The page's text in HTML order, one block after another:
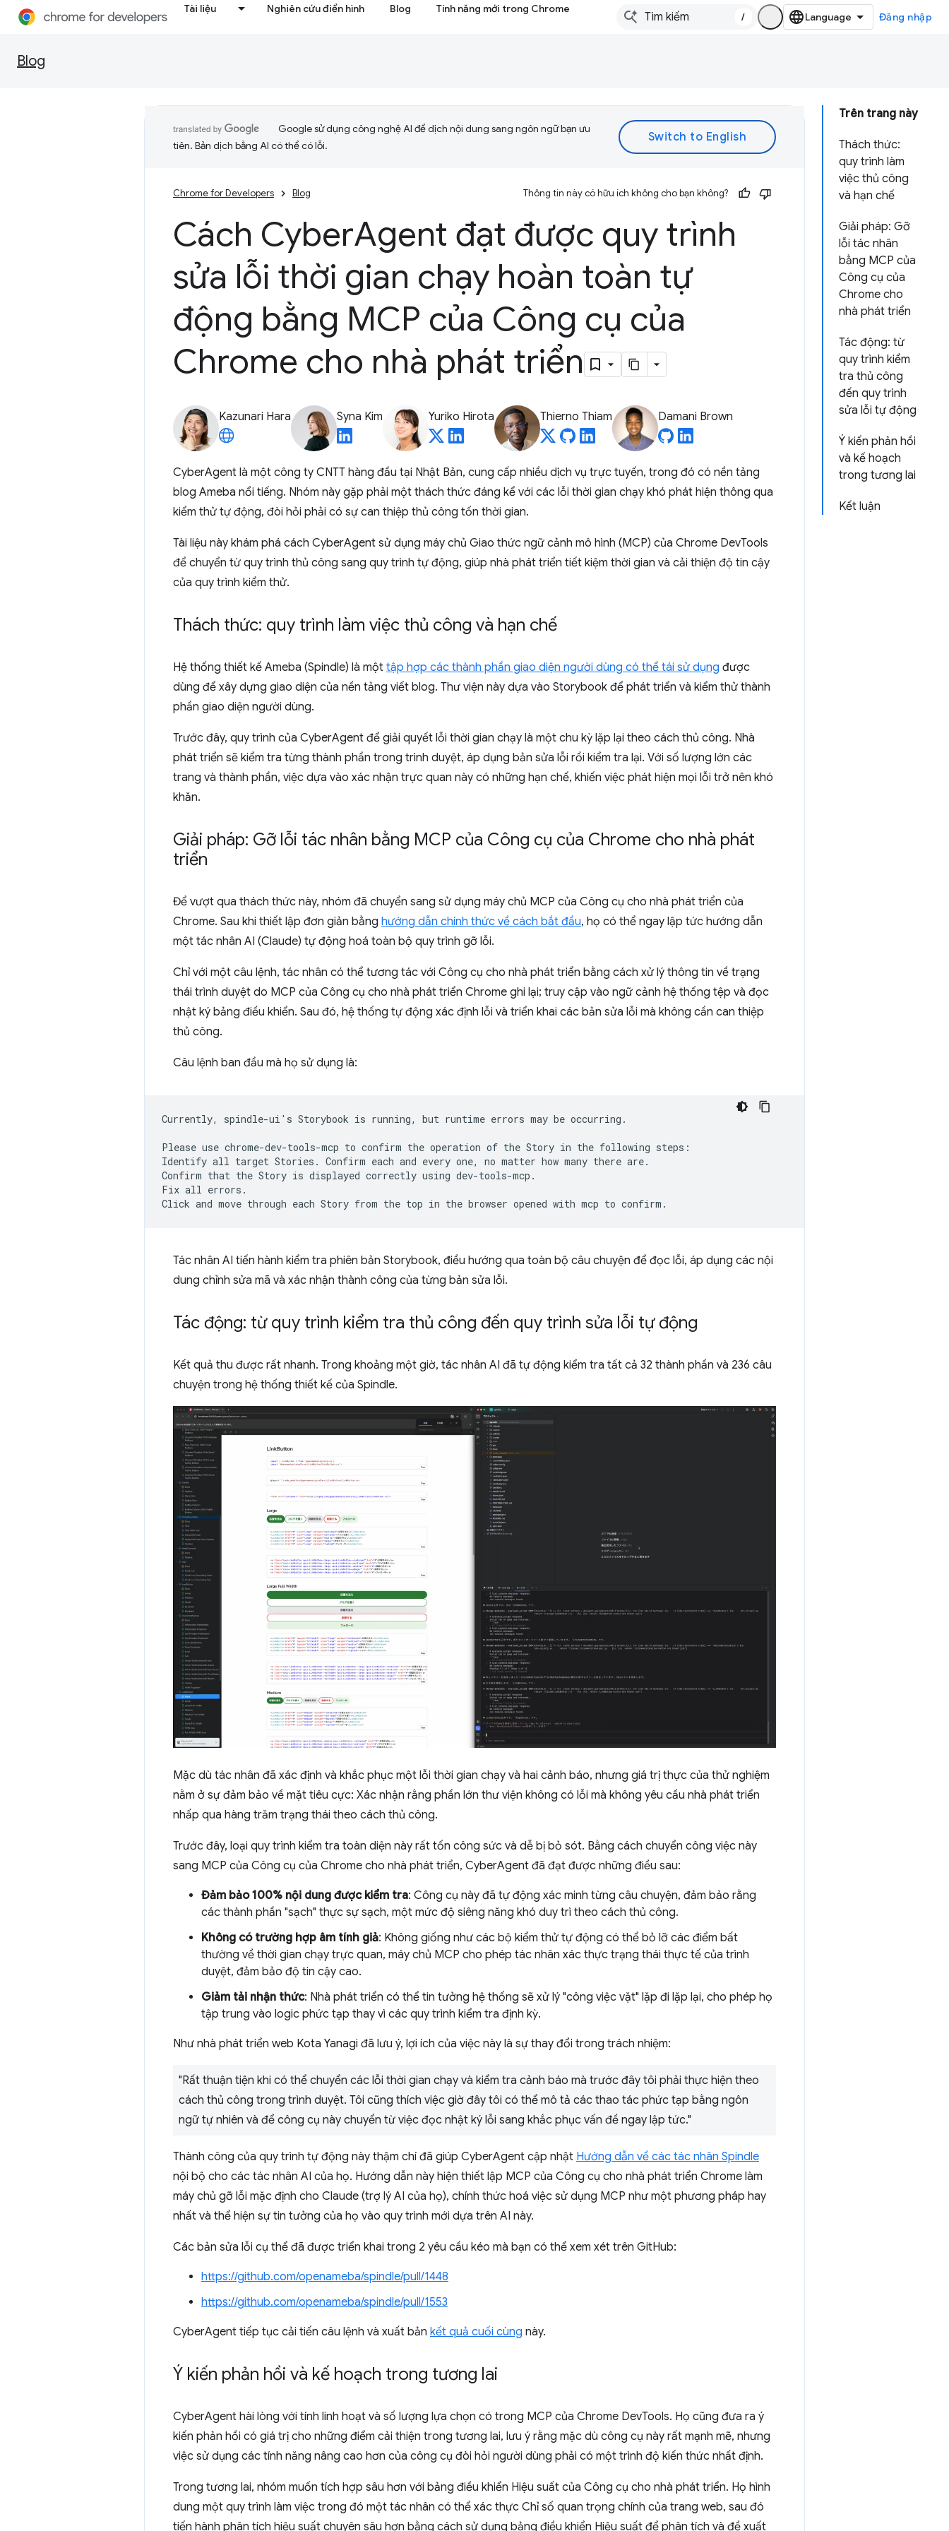
Tài liệu Nghiên cứu điển hình Blog Tính năng mới trong Chrome
/ Đăng nhập
Blog
Trên trang này
Thách thức:
quy trình làm
việc thủ công
và hạn chế
Giải pháp: Gỡ
lỗi tác nhân
bằng MCP của
Công cụ của
Chrome cho
nhà phát triển
Tác động: từ
quy trình kiểm
tra thủ công
đến quy trình
sửa lỗi tự động
Ý kiến phản hồi
và kế hoạch
trong tương lai
Kết luận
Google sử dụng công nghệ AI để dịch nội dung sang ngôn ngữ bạn ưu
tiên. Bản dịch bằng AI có thể có lỗi.
Chrome for Developers Blog Thông tin này có hữu ích không cho bạn không?
Cách CyberAgent đạt được quy trình
sửa lỗi thời gian chạy hoàn toàn tự
động bằng MCP của Công cụ của
Chrome cho nhà phát triển
Kazunari Hara Syna Kim Yuriko Hirota Thierno Thiam Damani Brown
CyberAgent là một công ty CNTT hàng đầu tại Nhật Bản, cung cấp nhiều dịch vụ trực tuyến, trong đó có nền tảng
blog Ameba nổi tiếng. Nhóm này gặp phải một thách thức đáng kể với các lỗi thời gian chạy khó phát hiện thông qua
kiểm thử tự động, đòi hỏi phải có sự can thiệp thủ công tốn thời gian.
Tài liệu này khám phá cách CyberAgent sử dụng máy chủ Giao thức ngữ cảnh mô hình (MCP) của Chrome DevTools
để chuyển từ quy trình thủ công sang quy trình tự động, giúp nhà phát triển tiết kiệm thời gian và cải thiện độ tin cậy
của quy trình kiểm thử.
Thách thức: quy trình làm việc thủ công và hạn chế
Hệ thống thiết kế Ameba (Spindle) là một tập hợp các thành phần giao diện người dùng có thể tái sử dụng được
dùng để xây dựng giao diện của nền tảng viết blog. Thư viện này dựa vào Storybook để phát triển và kiểm thử thành
phần giao diện người dùng.
Trước đây, quy trình của CyberAgent để giải quyết lỗi thời gian chạy là một chu kỳ lặp lại theo cách thủ công. Nhà
phát triển sẽ kiểm tra từng thành phần trong trình duyệt, áp dụng bản sửa lỗi rồi kiểm tra lại. Với số lượng lớn các
trang và thành phần, việc dựa vào xác nhận trực quan này có những hạn chế, khiến việc phát hiện mọi lỗi trở nên khó
khăn.
Giải pháp: Gỡ lỗi tác nhân bằng MCP của Công cụ của Chrome cho nhà phát
triển
Để vượt qua thách thức này, nhóm đã chuyển sang sử dụng máy chủ MCP của Công cụ cho nhà phát triển của
Chrome. Sau khi thiết lập đơn giản bằng hướng dẫn chính thức về cách bắt đầu, họ có thể ngay lập tức hướng dẫn
một tác nhân AI (Claude) tự động hoá toàn bộ quy trình gỡ lỗi.
Chỉ với một câu lệnh, tác nhân có thể tương tác với Công cụ cho nhà phát triển bằng cách xử lý thông tin về trạng
thái trình duyệt do MCP của Công cụ cho nhà phát triển Chrome ghi lại; truy cập vào ngữ cảnh hệ thống tệp và đọc
nhật ký bảng điều khiển. Sau đó, hệ thống tự động xác định lỗi và triển khai các bản sửa lỗi mà không cần can thiệp
thủ công.
Câu lệnh ban đầu mà họ sử dụng là:
Currently, spindle-ui's Storybook is running, but runtime errors may be occurring.
Please use chrome-dev-tools-mcp to confirm the operation of the Story in the following steps:
Identify all target Stories. Confirm each and every one, no matter how many there are.
Confirm that the Story is displayed correctly using dev-tools-mcp.
Fix all errors.
Tác nhân AI tiến hành kiểm tra phiên bản Storybook, điều hướng qua toàn bộ câu chuyện để đọc lỗi, áp dụng các nội
dung chỉnh sửa mã và xác nhận thành công của từng bản sửa lỗi.
Tác động: từ quy trình kiểm tra thủ công đến quy trình sửa lỗi tự động
Kết quả thu được rất nhanh. Trong khoảng một giờ, tác nhân AI đã tự động kiểm tra tất cả 32 thành phần và 236 câu
chuyện trong hệ thống thiết kế của Spindle.
Mặc dù tác nhân đã xác định và khắc phục một lỗi thời gian chạy và hai cảnh báo, nhưng giá trị thực của thử nghiệm
nằm ở sự đảm bảo về mặt tiêu cực: Xác nhận rằng phần lớn thư viện không có lỗi mà không yêu cầu nhà phát triển
nhấp qua hàng trăm trạng thái theo cách thủ công.
Trước đây, loại quy trình kiểm tra toàn diện này rất tốn công sức và dễ bị bỏ sót. Bằng cách chuyển công việc này
sang MCP của Công cụ của Chrome cho nhà phát triển, CyberAgent đã đạt được những điều sau:
Đảm bảo 100% nội dung được kiểm tra: Công cụ này đã tự động xác minh từng câu chuyện, đảm bảo rằng
các thành phần "sạch" thực sự sạch, một mức độ siêng năng khó duy trì theo cách thủ công.
Không có trường hợp âm tính giả: Không giống như các bộ kiểm thử tự động có thể bỏ lỡ các điểm bất
thường về thời gian chạy trực quan, máy chủ MCP cho phép tác nhân xác thực trạng thái thực tế của trình
duyệt, đảm bảo độ tin cậy cao.
Giảm tải nhận thức: Nhà phát triển có thể tin tưởng hệ thống sẽ xử lý "công việc vặt" lặp đi lặp lại, cho phép họ
tập trung vào logic phức tạp thay vì các quy trình kiểm tra định kỳ.
Như nhà phát triển web Kota Yanagi đã lưu ý, lợi ích của việc này là sự thay đổi trong trách nhiệm:
"Rất thuận tiện khi có thể chuyển các lỗi thời gian chạy và kiểm tra cảnh báo mà trước đây tôi phải thực hiện theo
cách thủ công trong trình duyệt. Tôi cũng thích việc giờ đây tôi có thể mô tả các thao tác phức tạp bằng ngôn
ngữ tự nhiên và để công cụ này chuyển từ việc đọc nhật ký lỗi sang khắc phục vấn đề ngay lập tức."
Thành công của quy trình tự động này thậm chí đã giúp CyberAgent cập nhật Hướng dẫn về các tác nhân Spindle
nội bộ cho các tác nhân AI của họ. Hướng dẫn này hiện thiết lập MCP của Công cụ cho nhà phát triển Chrome làm
máy chủ gỡ lỗi mặc định cho Claude (trợ lý AI của họ), chính thức hoá việc sử dụng MCP như một phương pháp hay
nhất và thể hiện sự tin tưởng của họ vào quy trình mới dựa trên AI này.
Các bản sửa lỗi cụ thể đã được triển khai trong 2 yêu cầu kéo mà bạn có thể xem xét trên GitHub:
https://github.com/openameba/spindle/pull/1448
https://github.com/openameba/spindle/pull/1553
CyberAgent tiếp tục cải tiến câu lệnh và xuất bản kết quả cuối cùng này.
Ý kiến phản hồi và kế hoạch trong tương lai
CyberAgent hài lòng với tính linh hoạt và số lượng lựa chọn có trong MCP của Chrome DevTools. Họ cũng đưa ra ý
kiến phản hồi có giá trị cho những điểm cải thiện trong tương lai, lưu ý rằng mặc dù công cụ này rất mạnh mẽ, nhưng
việc sử dụng các tính năng nâng cao hơn của công cụ đòi hỏi người dùng phải có một trình độ kiến thức nhất định.
Trong tương lai, nhóm muốn tích hợp sâu hơn với bảng điều khiển Hiệu suất của Công cụ cho nhà phát triển. Họ hình
dung một quy trình làm việc trong đó một tác nhân có thể xác thực Chỉ số quan trọng chính của trang web, sau đó
tiến hành phân tích hiệu suất chuyên sâu hơn bằng cách sử dụng bảng điều khiển Hiệu suất để phân tích và đề xuất